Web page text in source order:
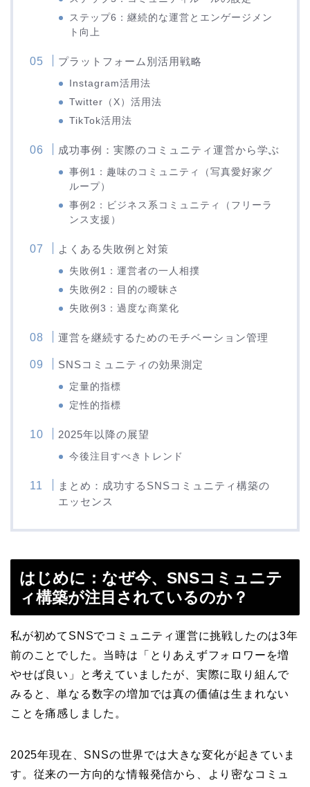
ステップ6：継続的な運営とエンゲージメン
ト向上
プラットフォーム別活用戦略
Instagram活用法
Twitter（X）活用法
TikTok活用法
成功事例：実際のコミュニティ運営から学ぶ
事例1：趣味のコミュニティ（写真愛好家グ
ループ）
事例2：ビジネス系コミュニティ（フリーラ
ンス支援）
よくある失敗例と対策
失敗例1：運営者の一人相撲
失敗例2：目的の曖昧さ
失敗例3：過度な商業化
運営を継続するためのモチベーション管理
SNSコミュニティの効果測定
定量的指標
定性的指標
2025年以降の展望
今後注目すべきトレンド
まとめ：成功するSNSコミュニティ構築の
エッセンス
はじめに：なぜ今、SNSコミュニテ
ィ構築が注目されているのか？
私が初めてSNSでコミュニティ運営に挑戦したのは3年
前のことでした。当時は「とりあえずフォロワーを増
やせば良い」と考えていましたが、実際に取り組んで
みると、単なる数字の増加では真の価値は生まれない
ことを痛感しました。
2025年現在、SNSの世界では大きな変化が起きていま
す。従来の一方向的な情報発信から、より密なコミュ